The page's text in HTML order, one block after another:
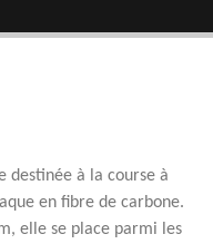
destinée à la course à
en fibre de carbone.
elle se place parmi les